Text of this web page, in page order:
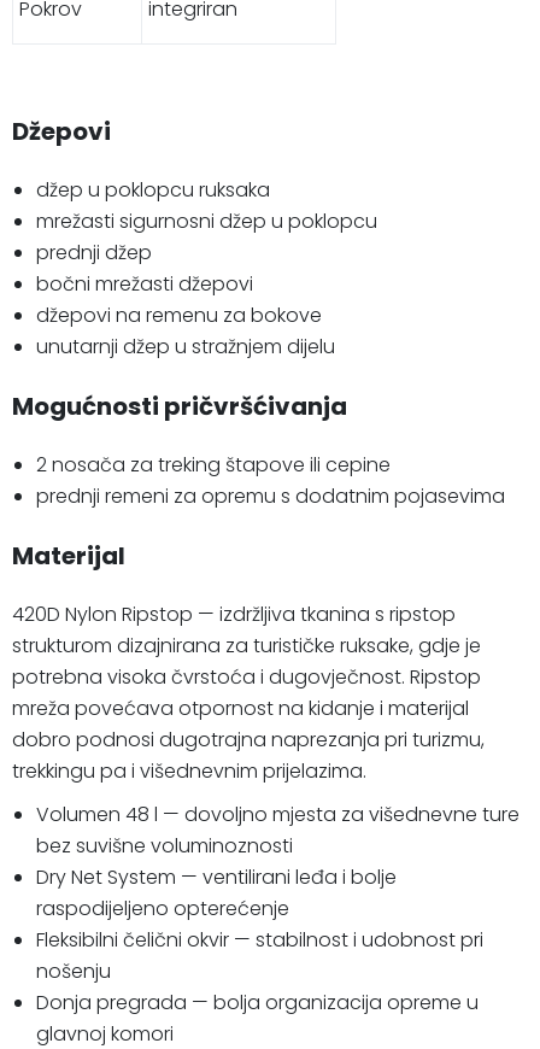
Pokrov integriran
Džepovi
džep u poklopcu ruksaka
mrežasti sigurnosni džep u poklopcu
prednji džep
bočni mrežasti džepovi
džepovi na remenu za bokove
unutarnji džep u stražnjem dijelu
Mogućnosti pričvršćivanja
2 nosača za treking štapove ili cepine
prednji remeni za opremu s dodatnim pojasevima
Materijal
420D Nylon Ripstop — izdržljiva tkanina s ripstop
strukturom dizajnirana za turističke ruksake, gdje je
potrebna visoka čvrstoća i dugovječnost. Ripstop
mreža povećava otpornost na kidanje i materijal
dobro podnosi dugotrajna naprezanja pri turizmu,
trekkingu pa i višednevnim prijelazima.
Volumen 48 l — dovoljno mjesta za višednevne ture
bez suvišne voluminoznosti
Dry Net System — ventilirani leđa i bolje
raspodijeljeno opterećenje
Fleksibilni čelični okvir — stabilnost i udobnost pri
nošenju
Donja pregrada — bolja organizacija opreme u
glavnoj komori